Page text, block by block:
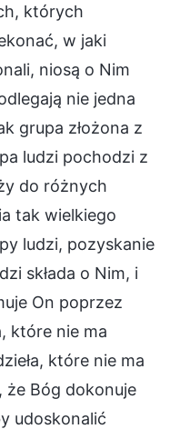
których
w jaki
niosą o Nim
nie jedna
grupa złożona z
ludzi pochodzi z
do różnych
tak wielkiego
ludzi, pozyskanie
składa o Nim, i
On poprzez
które nie ma
które nie ma
Bóg dokonuje
udoskonalić